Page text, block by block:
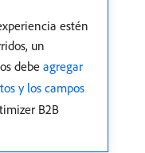
estén
un
debeagregar
y los campos
B2B